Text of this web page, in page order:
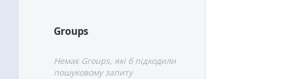
Groups
Немає Groups, які б підходили
пошуковому запиту